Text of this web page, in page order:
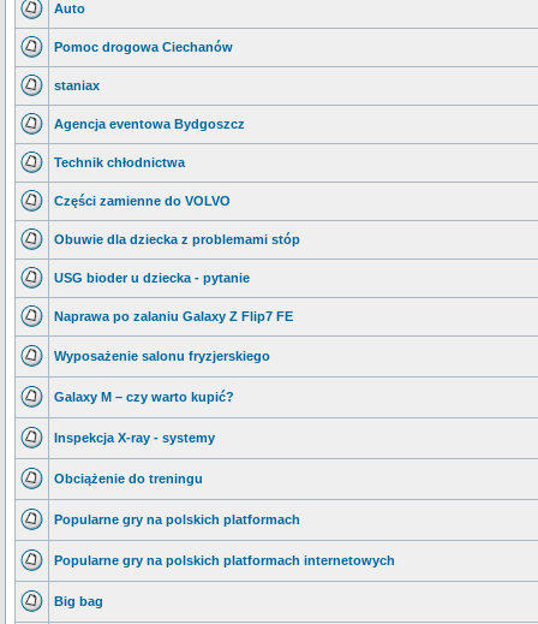
Auto
Pomoc drogowa Ciechanów
staniax
Agencja eventowa Bydgoszcz
Technik chłodnictwa
Części zamienne do VOLVO
Obuwie dla dziecka z problemami stóp
USG bioder u dziecka - pytanie
Naprawa po zalaniu Galaxy Z Flip7 FE
Wyposażenie salonu fryzjerskiego
Galaxy M – czy warto kupić?
Inspekcja X-ray - systemy
Obciążenie do treningu
Popularne gry na polskich platformach
Popularne gry na polskich platformach internetowych
Big bag